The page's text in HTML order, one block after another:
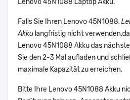
Lenovo 45N1088 Laptop Akku.
Falls Sie Ihren Lenovo 45N1088,
Akku langfristig nicht
Lenovo 45N1088 Akku das
Sie den 2-3 Mal aufladen und
maximale Kapazität zu erreichen.
Bitte Ihre Lenovo 45N1088 Akku